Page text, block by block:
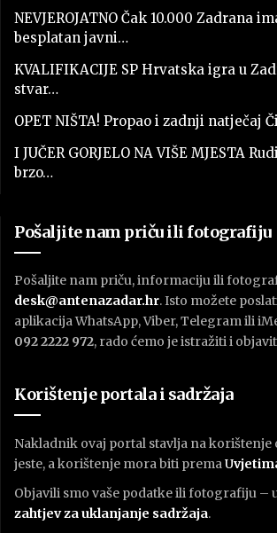
NEVJEROJATNO Čak 10.000 Zadrana
besplatan javni…
KVALIFIKACIJE SP Hrvatska igra u
stvar…
OPET NIŠTA! Propao i zadnji natječaj
I JUČER GORJELO NA VIŠE MJESTA
brzo…
Pošaljite nam priču ili fotografiju
Pošaljite nam priču, informaciju ili
desk@antenazadar.hr. Isto možete
aplikacija WhatsApp, Viber, Telegram ili
092 2222 972, rado ćemo je istražiti i
Korištenje portala i sadržaja
Nakladnik ovaj portal stavlja na
jeste, a korištenje mora biti premaU
Objavili smo vaše podatke ili fotografiju –
zahtjev za uklanjanje sadržaja.